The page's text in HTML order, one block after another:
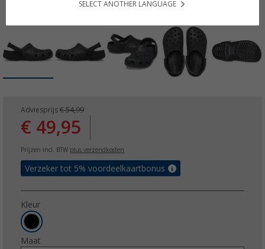
Adviesprijs € 54,99
€ 49,95
Prijzen incl. BTW plus verzendkosten
Verzeker tot 5% voordeelkaartbonus
Kleur
Maat
SELECT ANOTHER LANGUAGE